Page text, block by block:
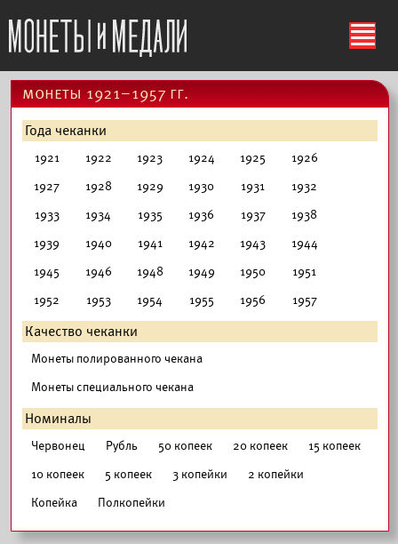
ś
монеты 1921–1957 гг.
Года чеканки
1921 1922 1923 1924 1925
1926
1927
1928 1929 1930 1931
1932
1933
1934 1935 1936 1937
1938
1939
1940 1941 1942 1943
1944
1945
1946 1948 1949 1950
1951
1952
1953 1954 1955 1956 1957
Качество чеканки
Монеты полированного чекана
Монеты специального чекана
Номиналы
Червонец Рубль 50 копеек 20 копеек
15 копеек
10 копеек
5 копеек 3 копейки
2 копейки
Копейка
Полкопейки